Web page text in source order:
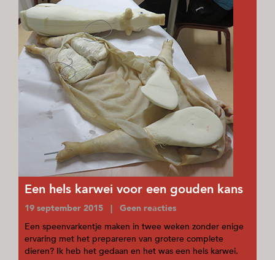
Een hels karwei voor een gouden kans
19 september 2015 | Geen reacties
Een speenvarkentje maken in twee weken zonder enige
ervaring met het prepareren van grotere complete
dieren? Ik heb het gedaan en het was een hels karwei.